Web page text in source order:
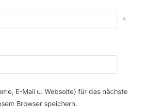
*
E-Mail u. Webseite) für das nächste
Browser speichern.